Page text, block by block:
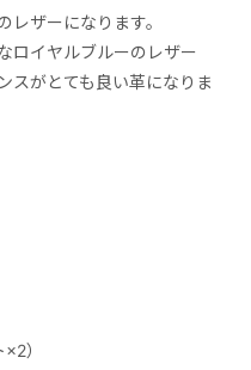
ザーになります。
イヤルブルーのレザー
がとても良い革になりま
）